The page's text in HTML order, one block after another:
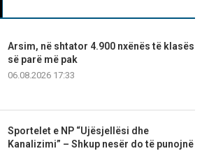
Arsim, në shtator 4.900 nxënës të klasës
së parë më pak
06.08.2026 17:33
Sportelet e NP “Ujësjellësi dhe
Kanalizimi” – Shkup nesër do të punojnë